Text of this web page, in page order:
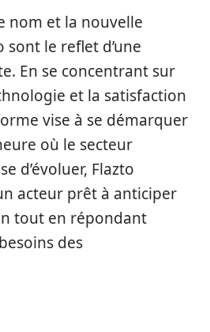
nom et la nouvelle
sont le reflet d’une
En se concentrant sur
et la satisfaction
vise à se démarquer
où le secteur
d’évoluer, Flazto
acteur prêt à anticiper
tout en répondant
des